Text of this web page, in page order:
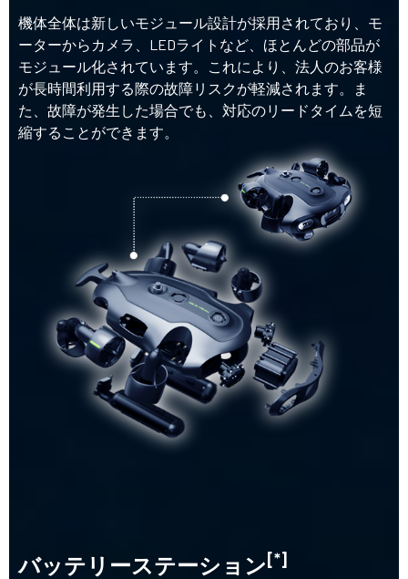
機体全体は新しいモジュール設計が採用されており、モ
ーターからカメラ、LEDライトなど、ほとんどの部品が
モジュール化されています。これにより、法人のお客様
が長時間利用する際の故障リスクが軽減されます。ま
た、故障が発生した場合でも、対応のリードタイムを短
縮することができます。
バッテリーステーション [*]